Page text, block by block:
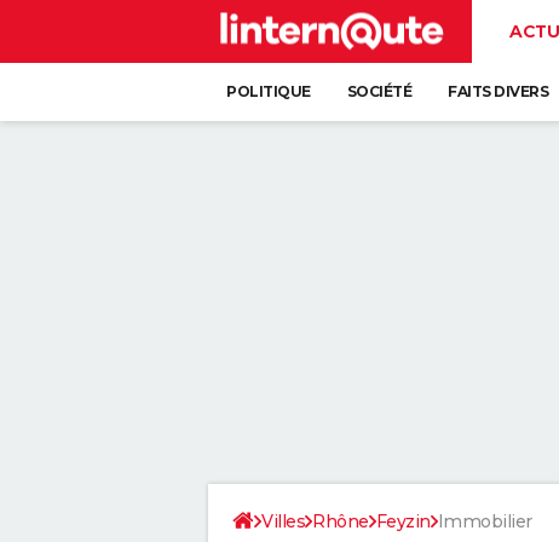
POLITIQUE SOCIÉTÉ FAITS DIVERS
Villes Rhône Feyzin Immobilier